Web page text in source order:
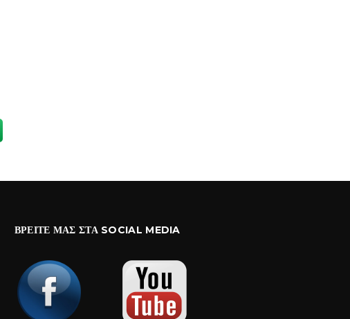
ΒΡΕΊΤΕ ΜΑΣ ΣΤΑ SOCIAL MEDIA